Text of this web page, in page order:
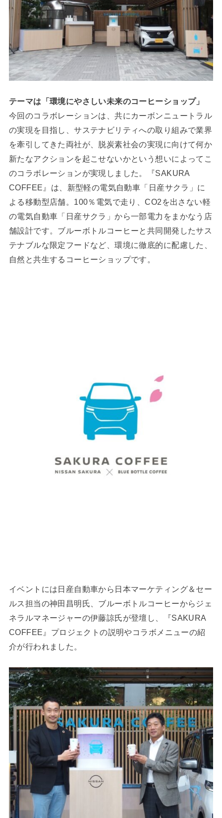
テーマは「環境にやさしい未来のコーヒーショップ」
今回のコラボレーションは、共にカーボンニュートラル
の実現を目指し、サステナビリティへの取り組みで業界
を牽引してきた両社が、脱炭素社会の実現に向けて何か
新たなアクションを起こせないかという想いによってこ
のコラボレーションが実現しました。『SAKURA
COFFEE』は、新型軽の電気自動車「日産サクラ」に
よる移動型店舗。100％電気で走り、CO2を出さない軽
の電気自動車「日産サクラ」から一部電力をまかなう店
舗設計です。ブルーボトルコーヒーと共同開発したサス
テナブルな限定フードなど、環境に徹底的に配慮した、
自然と共生するコーヒーショップです。
イベントには日産自動車から日本マーケティング＆セー
ルス担当の神田昌明氏、ブルーボトルコーヒーからジェ
ネラルマネージャーの伊藤諒氏が登壇し、『SAKURA
COFFEE』プロジェクトの説明やコラボメニューの紹
介が行われました。